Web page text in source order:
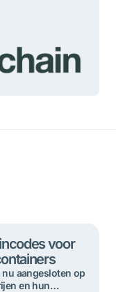
voor
aangesloten op
en hun